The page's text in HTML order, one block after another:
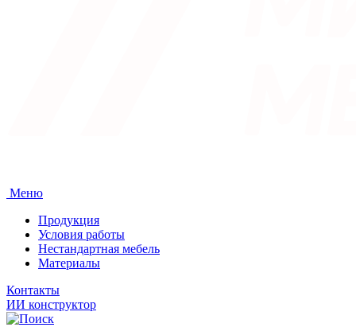
Меню
Продукция
Условия работы
Нестандартная мебель
Материалы
Контакты
ИИ конструктор